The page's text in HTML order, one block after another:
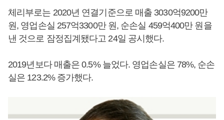
체리부로는 2020년 연결기준으로 매출 3030억9200만
원, 영업손실 257억3300만 원, 순손실 459억400만 원을
낸 것으로 잠정집계됐다고 24일 공시했다.
2019년보다 매출은 0.5% 늘었다. 영업손실은 78%, 순손
실은 123.2% 증가했다.